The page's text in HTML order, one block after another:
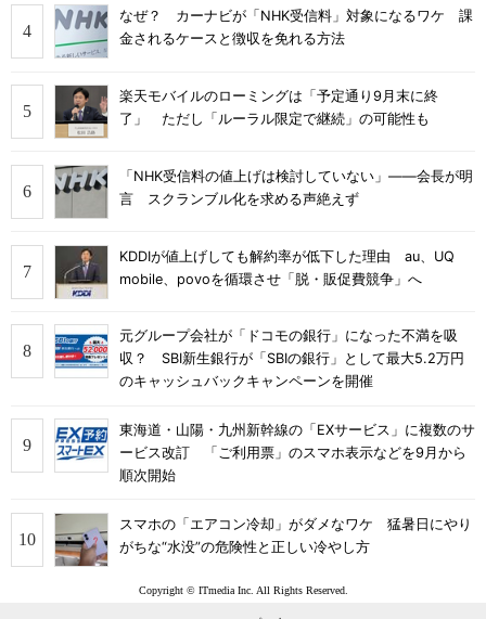
なぜ？ カーナビが「NHK受信料」対象になるワケ 課
金されるケースと徴収を免れる方法
楽天モバイルのローミングは「予定通り9月末に終
了」 ただし「ルーラル限定で継続」の可能性も
「NHK受信料の値上げは検討していない」――会長が明
言 スクランブル化を求める声絶えず
KDDIが値上げしても解約率が低下した理由 au、UQ
mobile、povoを循環させ「脱・販促費競争」へ
元グループ会社が「ドコモの銀行」になった不満を吸
収？ SBI新生銀行が「SBIの銀行」として最大5.2万円
のキャッシュバックキャンペーンを開催
東海道・山陽・九州新幹線の「EXサービス」に複数のサ
ービス改訂 「ご利用票」のスマホ表示などを9月から
順次開始
スマホの「エアコン冷却」がダメなワケ 猛暑日にやり
がちな“水没”の危険性と正しい冷やし方
Copyright © ITmedia Inc. All Rights Reserved.